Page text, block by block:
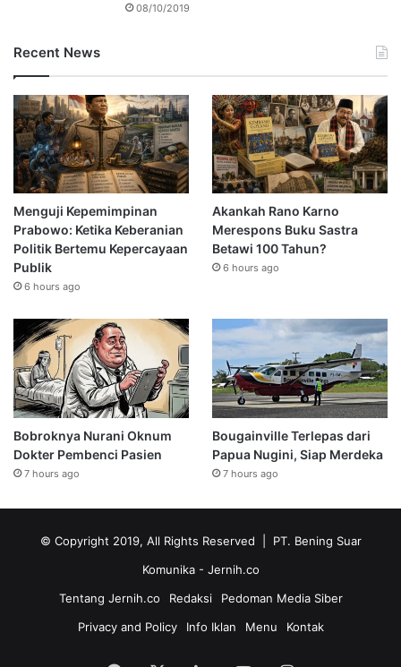
08/10/2019
Recent News
Menguji Kepemimpinan
Prabowo: Ketika Keberanian
Politik Bertemu Kepercayaan
Publik
6 hours ago
Akankah Rano Karno
Merespons Buku Sastra
Betawi 100 Tahun?
6 hours ago
Bobroknya Nurani Oknum
Dokter Pembenci Pasien
7 hours ago
Bougainville Terlepas dari
Papua Nugini, Siap Merdeka
7 hours ago
© Copyright 2019, All Rights Reserved | PT. Bening Suar
Komunika - Jernih.co
Tentang Jernih.co
Redaksi
Pedoman Media Siber
Privacy and Policy
Info Iklan Menu Kontak